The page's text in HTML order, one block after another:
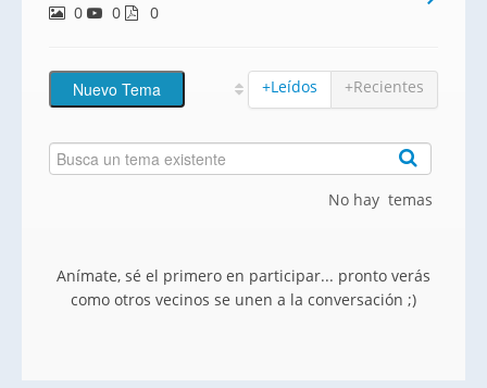
necesidades (despacho, zona de
0
0 0
+Leídos +Recientes
No hay temas
Anímate, sé el primero en participar... pronto verás
como otros vecinos se unen a la conversación ;)